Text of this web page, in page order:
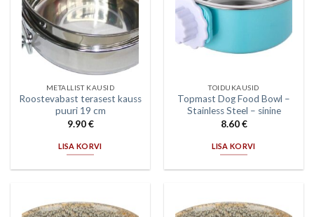
METALLIST KAUSID
Roostevabast terasest kauss
puuri 19 cm
9.90€
LISA KORVI
TOIDUKAUSID
Topmast Dog Food Bowl –
Stainless Steel – sinine
8.60€
LISA KORVI